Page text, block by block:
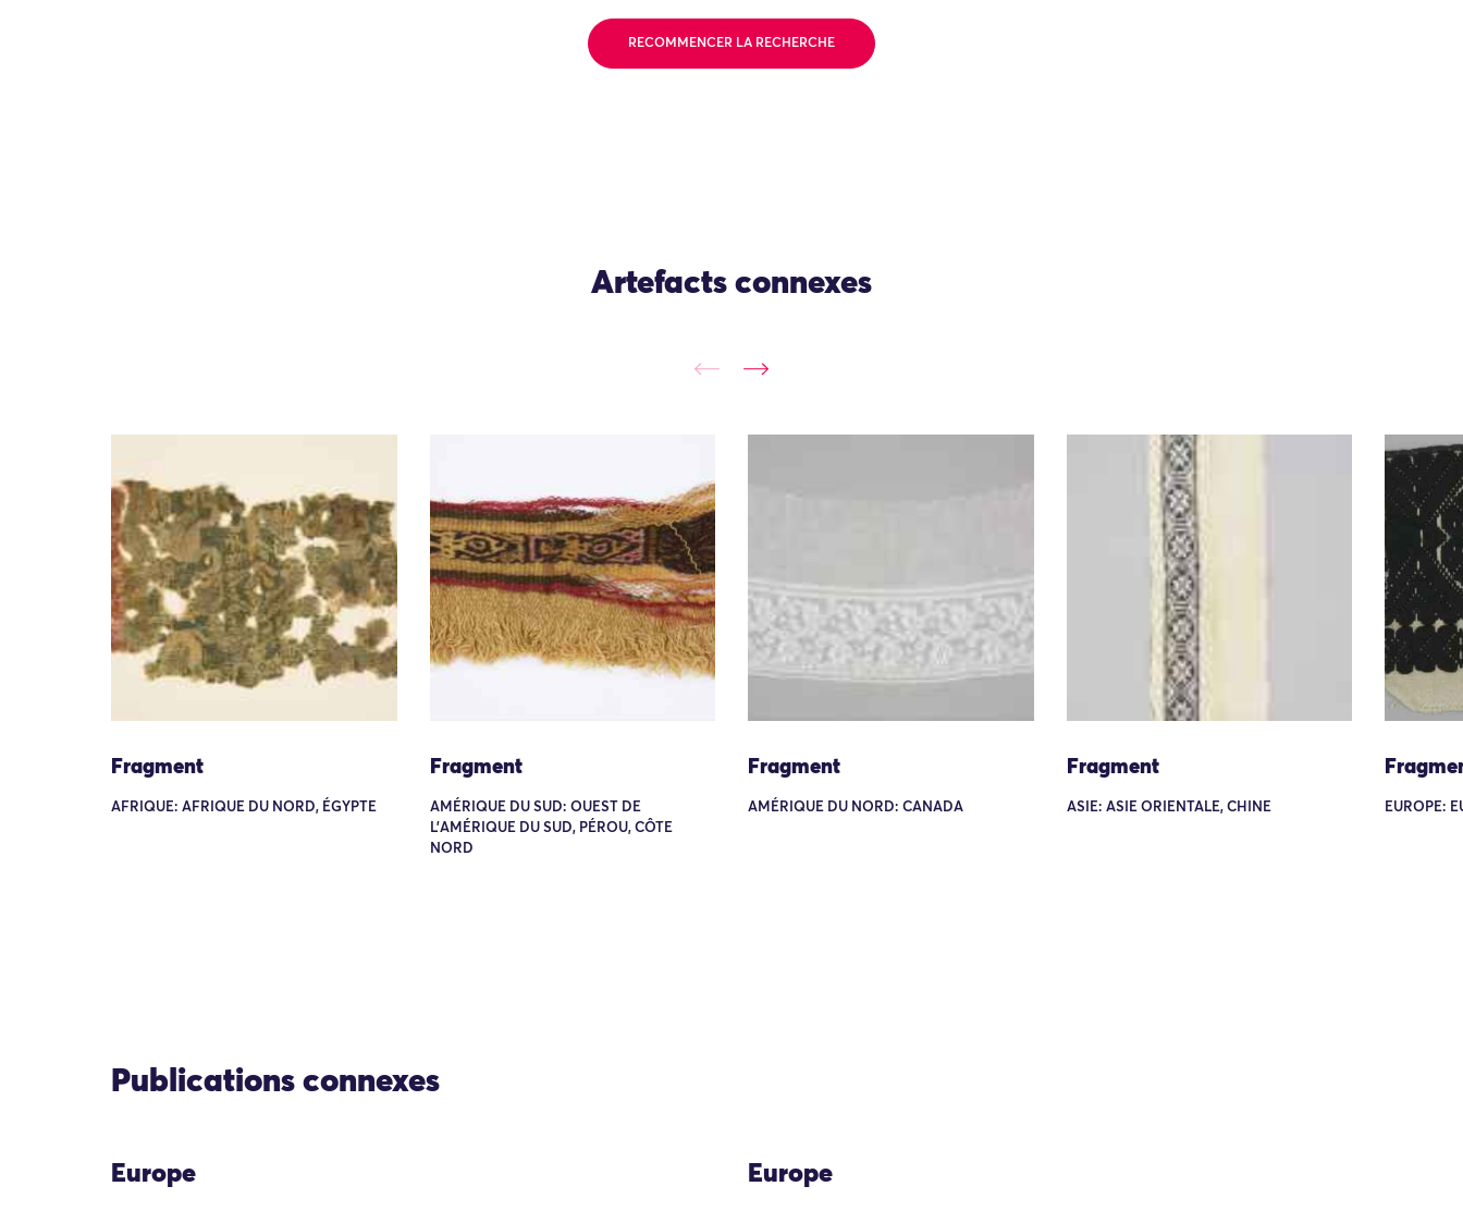
RECOMMENCER LA RECHERCHE
Artefacts connexes
Fragment
AFRIQUE: AFRIQUE DU NORD, ÉGYPTE
Fragment
AMÉRIQUE DU SUD: OUEST DE
L'AMÉRIQUE DU SUD, PÉROU, CÔTE
NORD
Fragment
AMÉRIQUE DU NORD: CANADA
Fragment
ASIE: ASIE ORIENTALE, CHINE EUROPE:
Publications connexes
Europe Europe